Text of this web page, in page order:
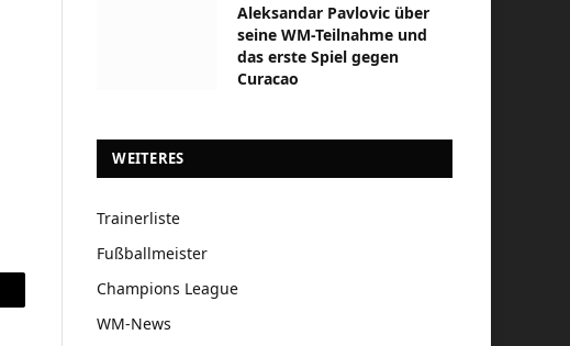
Aleksandar Pavlovic über
seine WM-Teilnahme und
das erste Spiel gegen
Curacao
WEITERES
Trainerliste
Fußballmeister
Champions League
WM-News